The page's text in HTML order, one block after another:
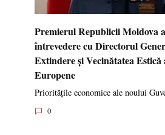
Premierul Republicii Moldova
întrevedere cu Directorul
Extindere și Vecinătatea Estică
Europene
Prioritățile economice ale noului
0